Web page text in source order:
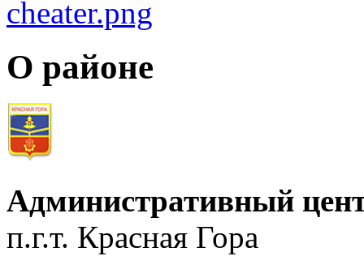
О районе
Административный
п.г.т. Красная Гора